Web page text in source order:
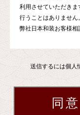
利用させていただき
行うことはありません
弊社日本和装お客様相
送信するには個人